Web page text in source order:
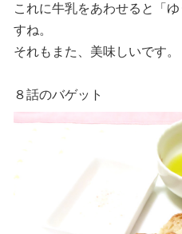
これに牛乳をあわせると「
すね。
それもまた、美味しいです。
８話のバゲット